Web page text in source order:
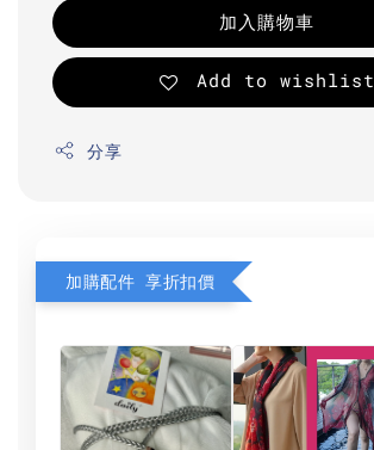
加入購物車
Add to wishlist
分享
加購配件 享折扣價